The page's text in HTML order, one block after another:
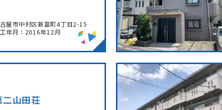
屋市中村区新富町4丁目2-15
年月：2016年12月
二山田荘